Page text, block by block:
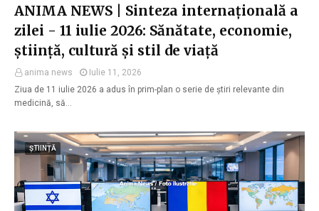
ANIMA NEWS | Sinteza internațională a
zilei - 11 iulie 2026: Sănătate, economie,
știință, cultură și stil de viață
anima news
Iulie 11, 2026
Ziua de 11 iulie 2026 a adus în prim-plan o serie de știri relevante din
medicină, să…
ȘTIINȚĂ